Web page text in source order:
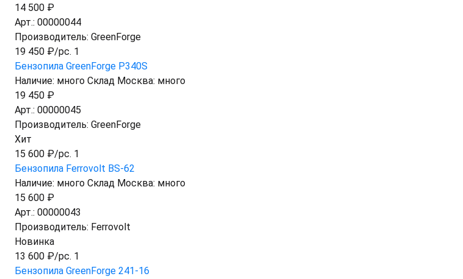
14 500 ₽
Арт.: 00000044
Производитель: GreenForge
19 450 ₽/pc. 1
Бензопила GreenForge P340S
Наличие: много Склад Москва: много
19 450 ₽
Арт.: 00000045
Производитель: GreenForge
Хит
15 600 ₽/pc. 1
Бензопила Ferrovolt BS-62
Наличие: много Склад Москва: много
15 600 ₽
Арт.: 00000043
Производитель: Ferrovolt
Новинка
13 600 ₽/pc. 1
Бензопила GreenForge 241-16